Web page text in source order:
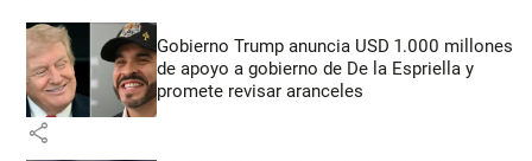
Gobierno Trump anuncia USD 1.000 millones
de apoyo a gobierno de De la Espriella y
promete revisar aranceles
share